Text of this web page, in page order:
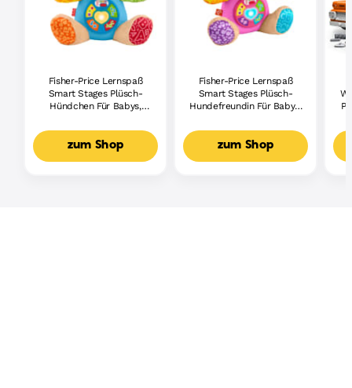
Fisher-Price Lernspaß
Smart Stages Plüsch-
Hündchen Für Babys,
Lernspielzeug,
Mehrsprachige Version
zum Shop
Fisher-Price Lernspaß
Smart Stages Plüsch-
Hundefreundin Für Babys,
Lernspielzeug,
Mehrsprachige Version
zum Shop